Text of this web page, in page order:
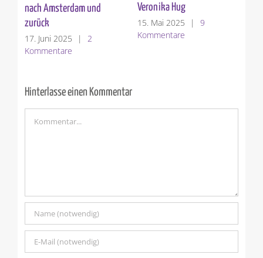
nach Amsterdam und
zurück
17. Juni 2025
|
2
Kommentare
Veronika Hug
15. Mai 2025
|
9
Kommentare
Hinterlasse einen Kommentar